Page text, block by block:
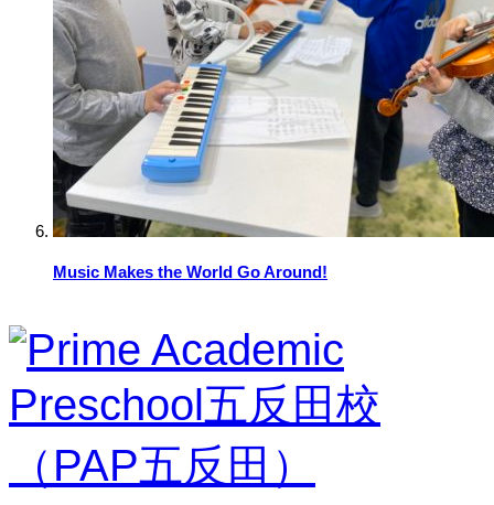
Music Makes the World Go Around!